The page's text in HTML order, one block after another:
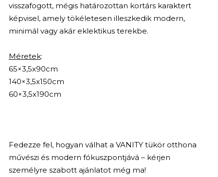
visszafogott, mégis határozottan kortárs karaktert
képvisel, amely tökéletesen illeszkedik modern,
minimál vagy akár eklektikus terekbe.
Méretek:
65×3,5x90cm
140×3,5x150cm
60×3,5x190cm
Fedezze fel, hogyan válhat a VANITY tükör otthona
művészi és modern fókuszpontjává – kérjen
személyre szabott ajánlatot még ma!